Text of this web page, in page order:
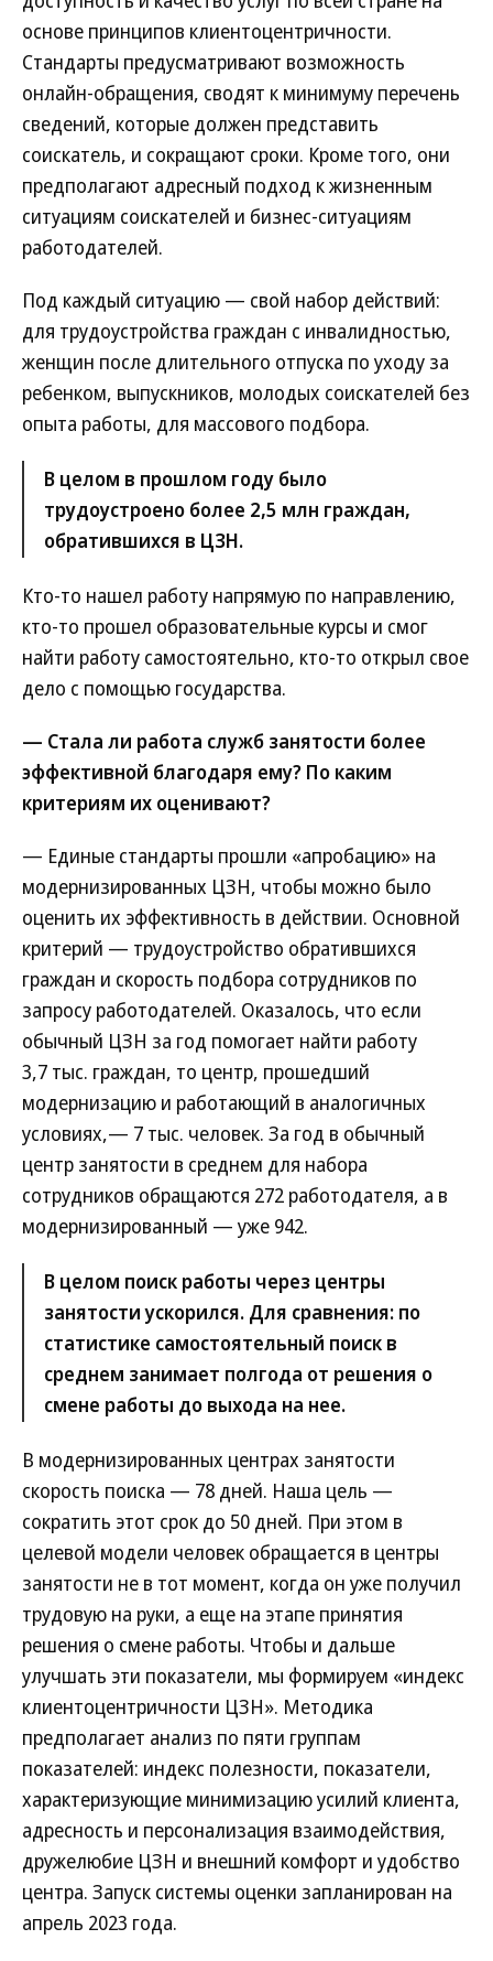
основе принципов клиентоцентричности.
Стандарты предусматривают возможность
онлайн-обращения, сводят к минимуму перечень
сведений, которые должен представить
соискатель, и сокращают сроки. Кроме того, они
предполагают адресный подход к жизненным
ситуациям соискателей и бизнес-ситуациям
работодателей.
Под каждый ситуацию — свой набор действий:
для трудоустройства граждан с инвалидностью,
женщин после длительного отпуска по уходу за
ребенком, выпускников, молодых соискателей без
опыта работы, для массового подбора.
В целом в прошлом году было
трудоустроено более 2,5 млн граждан,
обратившихся в ЦЗН.
Кто-то нашел работу напрямую по направлению,
кто-то прошел образовательные курсы и смог
найти работу самостоятельно, кто-то открыл свое
дело с помощью государства.
— Стала ли работа служб занятости более
эффективной благодаря ему? По каким
критериям их оценивают?
— Единые стандарты прошли «апробацию» на
модернизированных ЦЗН, чтобы можно было
оценить их эффективность в действии. Основной
критерий — трудоустройство обратившихся
граждан и скорость подбора сотрудников по
запросу работодателей. Оказалось, что если
обычный ЦЗН за год помогает найти работу
3,7 тыс. граждан, то центр, прошедший
модернизацию и работающий в аналогичных
условиях,— 7 тыс. человек. За год в обычный
центр занятости в среднем для набора
сотрудников обращаются 272 работодателя, а в
модернизированный — уже 942.
В целом поиск работы через центры
занятости ускорился. Для сравнения: по
статистике самостоятельный поиск в
среднем занимает полгода от решения о
смене работы до выхода на нее.
В модернизированных центрах занятости
скорость поиска — 78 дней. Наша цель —
сократить этот срок до 50 дней. При этом в
целевой модели человек обращается в центры
занятости не в тот момент, когда он уже получил
трудовую на руки, а еще на этапе принятия
решения о смене работы. Чтобы и дальше
улучшать эти показатели, мы формируем «индекс
клиентоцентричности ЦЗН». Методика
предполагает анализ по пяти группам
показателей: индекс полезности, показатели,
характеризующие минимизацию усилий клиента,
адресность и персонализация взаимодействия,
дружелюбие ЦЗН и внешний комфорт и удобство
центра. Запуск системы оценки запланирован на
апрель 2023 года.